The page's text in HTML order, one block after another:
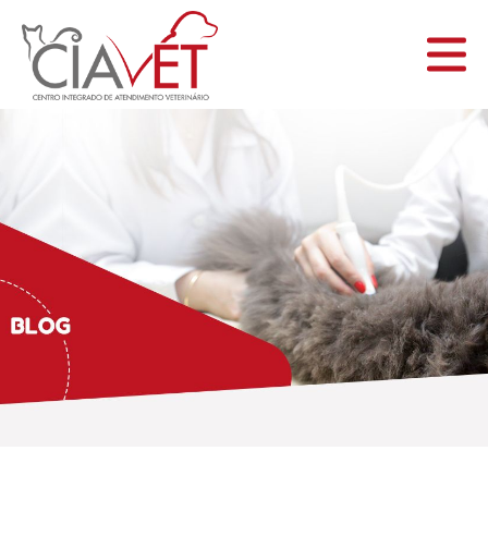
INICIAL
A CIAVET